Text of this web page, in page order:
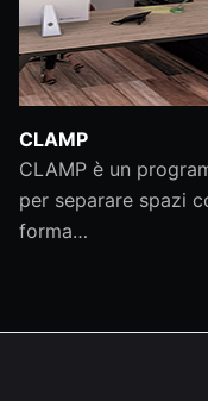
CLAMP
CLAMP è un
per separare spazi
forma…